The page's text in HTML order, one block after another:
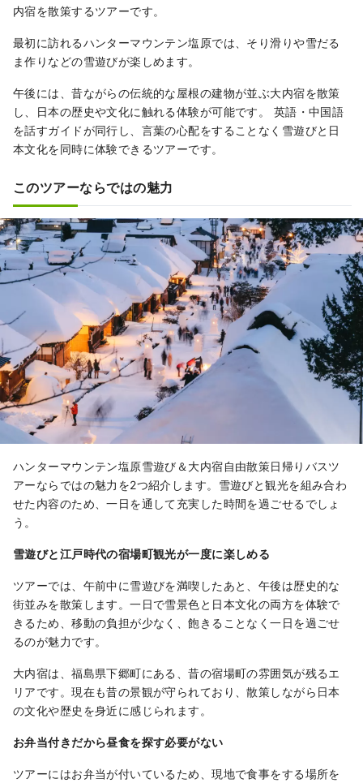
内宿を散策するツアーです。
最初に訪れるハンターマウンテン塩原では、そり滑りや雪だる
ま作りなどの雪遊びが楽しめます。
午後には、昔ながらの伝統的な屋根の建物が並ぶ大内宿を散策
し、日本の歴史や文化に触れる体験が可能です。 英語・中国語
を話すガイドが同行し、言葉の心配をすることなく雪遊びと日
本文化を同時に体験できるツアーです。
このツアーならではの魅力
ハンターマウンテン塩原雪遊び＆大内宿自由散策日帰りバスツ
アーならではの魅力を2つ紹介します。雪遊びと観光を組み合わ
せた内容のため、一日を通して充実した時間を過ごせるでしょ
う。
雪遊びと江戸時代の宿場町観光が一度に楽しめる
ツアーでは、午前中に雪遊びを満喫したあと、午後は歴史的な
街並みを散策します。一日で雪景色と日本文化の両方を体験で
きるため、移動の負担が少なく、飽きることなく一日を過ごせ
るのが魅力です。
大内宿は、福島県下郷町にある、昔の宿場町の雰囲気が残るエ
リアです。現在も昔の景観が守られており、散策しながら日本
の文化や歴史を身近に感じられます。
お弁当付きだから昼食を探す必要がない
ツアーにはお弁当が付いているため、現地で食事をする場所を